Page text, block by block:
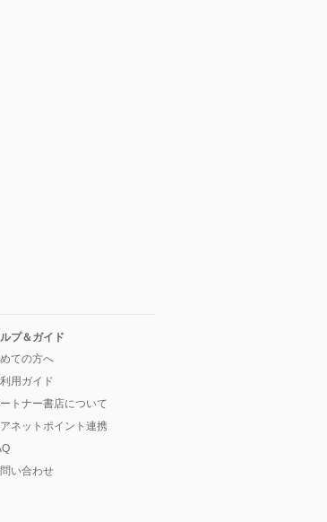
プ＆ガイド
ての方へ
用ガイド
トナー書店について
ネットポイント連携
い合わせ